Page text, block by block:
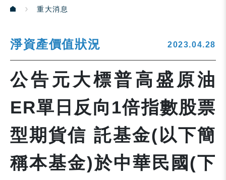
重大消息
淨資產價值狀況 2023.04.28
公告元大標普高盛原油
ER單日反向1倍指數股票
型期貨信 託基金(以下簡
稱本基金)於中華民國(下